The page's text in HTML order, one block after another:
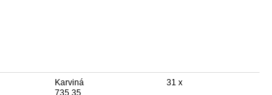
Karviná
735 35
31 x